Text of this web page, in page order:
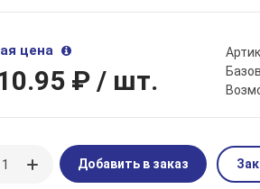
цена
₽ / шт.
Добавить в заказ